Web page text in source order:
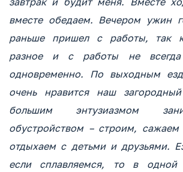
вместе обедаем. Вечером ужин
раньше пришел с работы, так
разное и с работы не всегда
одновременно. По выходным
очень нравится наш
большим энтузиазмом
обустройством – строим,
отдыхаем с детьми и друзьями.
если сплавляемся, то в